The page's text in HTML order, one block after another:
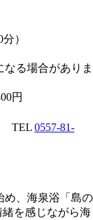
）
る場合がありま
円
TEL 0557-81-
め、海泉浴「島の
を感じながら海